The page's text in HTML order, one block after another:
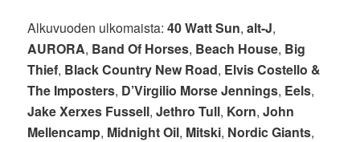
Alkuvuoden ulkomaista:40 Watt Sun,alt-J,
AURORA, Band Of Horses, Beach House, Big
Thief, Black Country New Road, Elvis Costello &
The Imposters, D’Virgilio Morse Jennings, Eels,
Jake Xerxes Fussell,Jethro Tull, Korn,John
Mellencamp, Midnight Oil, Mitski, Nordic Giants,